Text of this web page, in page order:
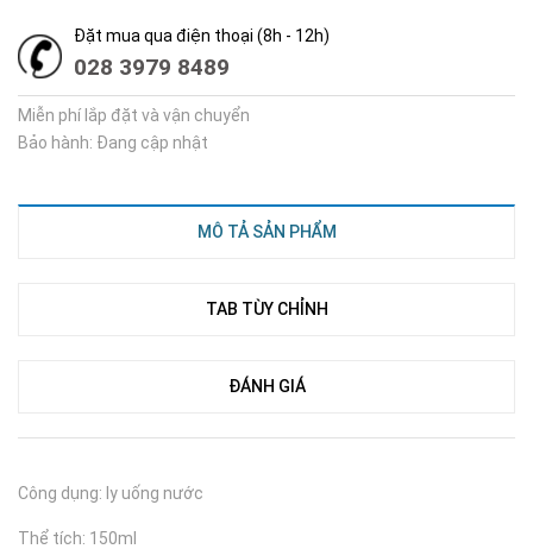
Đặt mua qua điện thoại (8h - 12h)
028 3979 8489
Miễn phí lắp đặt và vận chuyển
Bảo hành: Đang cập nhật
MÔ TẢ SẢN PHẨM
TAB TÙY CHỈNH
ĐÁNH GIÁ
Công dụng: ly uống nước
Thể tích: 150ml